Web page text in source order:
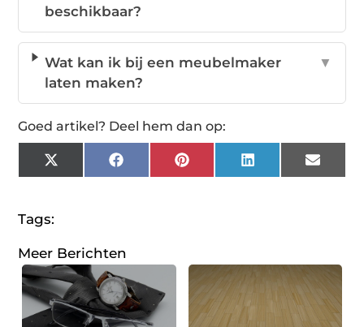
beschikbaar?
Wat kan ik bij een meubelmaker
laten maken?
▼
Goed artikel? Deel hem dan op:
X
(Twitter)
FacebookPinterestLinkedInEmail
Tags:
Meer Berichten